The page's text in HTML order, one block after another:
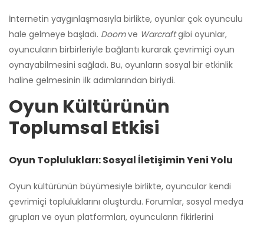
İnternetin yaygınlaşmasıyla birlikte, oyunlar çok oyunculu
hale gelmeye başladı. Doomve Warcraftgibi oyunlar,
oyuncuların birbirleriyle bağlantı kurarak çevrimiçi oyun
oynayabilmesini sağladı. Bu, oyunların sosyal bir etkinlik
haline gelmesinin ilk adımlarından biriydi.
Oyun Kültürünün
Toplumsal Etkisi
Oyun Toplulukları: Sosyal İletişimin Yeni Yolu
Oyun kültürünün büyümesiyle birlikte, oyuncular kendi
çevrimiçi topluluklarını oluşturdu. Forumlar, sosyal medya
grupları ve oyun platformları, oyuncuların fikirlerini